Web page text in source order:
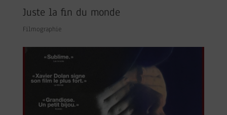
Juste la fin du monde
Filmographie